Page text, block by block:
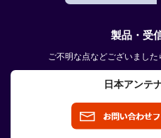
製品・受
ご不明な点などございました
日本アンテ